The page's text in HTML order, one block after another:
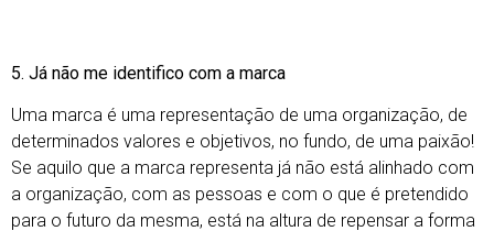
5. Já não me identifico com a marca
Uma marca é uma representação de uma organização, de
determinados valores e objetivos, no fundo, de uma paixão!
Se aquilo que a marca representa já não está alinhado com
a organização, com as pessoas e com o que é pretendido
para o futuro da mesma, está na altura de repensar a forma